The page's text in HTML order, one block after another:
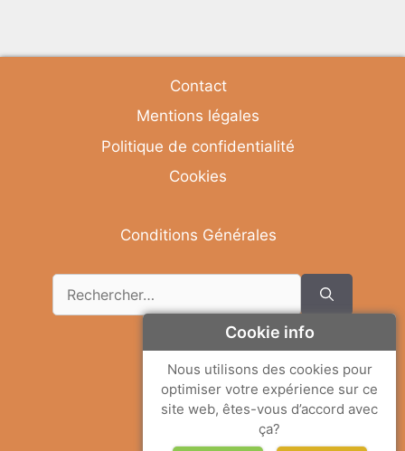
Contact
Mentions légales
Politique de confidentialité
Cookies
Conditions Générales
Deutsch
English
Cookie info
Nous utilisons des cookies pour
optimiser votre expérience sur ce
site web, êtes-vous d’accord avec
ça?